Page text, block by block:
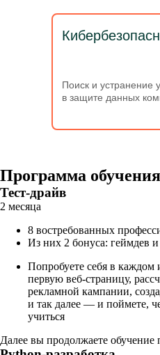
Поиск и устранение
в защите данных
Программа обучения
Тест-драйв
2 месяца
8 востребованных
Из них 2 бонуса: геймдев
Попробуете себя в каждом
первую веб-страницу,
рекламной кампании,
и так далее — и поймете,
учиться
Далее вы продолжаете